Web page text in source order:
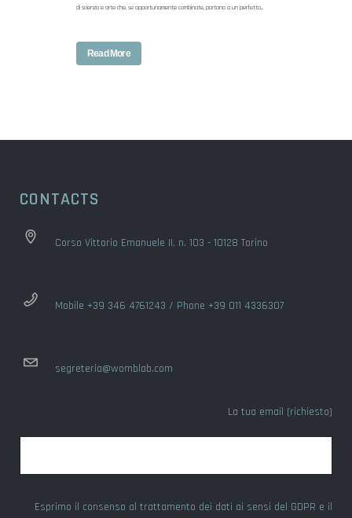
di scienza e arte che, se opportunamente combinate, portano a un perfetto...
Read More
CONTACTS
Corso Vittorio Emanuele II, n. 103 - 10128 Torino
Mobile +39 346 4761243 / Phone +39 011 4336307
segreteria@womblab.com
La tua email (richiesto)
Esprimo il consenso al trattamento dei dati ai sensi del GDPR e il